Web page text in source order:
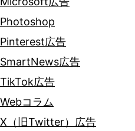
Photoshop
Pinterest広告
SmartNews広告
TikTok広告
Webコラム
X（旧Twitter）広告